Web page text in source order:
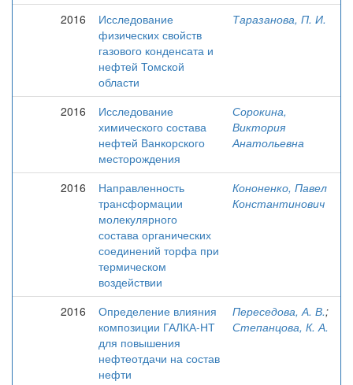
2016
Исследование
физических свойств
газового конденсата и
нефтей Томской
области
Таразанова, П. И.
2016
Исследование
химического состава
нефтей Ванкорского
месторождения
Сорокина,
Виктория
Анатольевна
2016
Направленность
трансформации
молекулярного
состава органических
соединений торфа при
термическом
воздействии
Кононенко, Павел
Константинович
2016
Определение влияния
композиции ГАЛКА-НТ
для повышения
нефтеотдачи на состав
нефти
Переседова, А. В.;
Степанцова, К. А.